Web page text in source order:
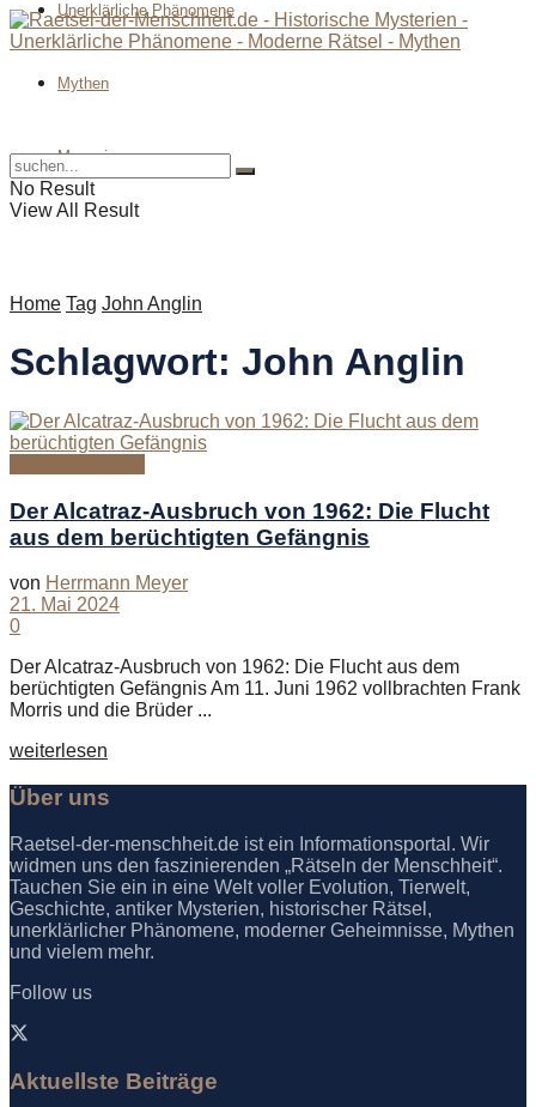
Unerklärliche Phänomene
Mythen
Magazin
No Result
View All Result
Home Tag John Anglin
Schlagwort: John Anglin
Der Alcatraz-Ausbruch von 1962: Die Flucht
aus dem berüchtigten Gefängnis
von Herrmann Meyer
21. Mai 2024
0
Der Alcatraz-Ausbruch von 1962: Die Flucht aus dem
berüchtigten Gefängnis Am 11. Juni 1962 vollbrachten Frank
Morris und die Brüder ...
weiterlesen
Über uns
Raetsel-der-menschheit.de ist ein Informationsportal. Wir
widmen uns den faszinierenden „Rätseln der Menschheit“.
Tauchen Sie ein in eine Welt voller Evolution, Tierwelt,
Geschichte, antiker Mysterien, historischer Rätsel,
unerklärlicher Phänomene, moderner Geheimnisse, Mythen
und vielem mehr.
Follow us
Aktuellste Beiträge